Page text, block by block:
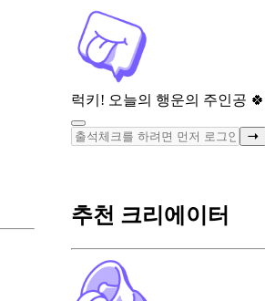
럭키! 오늘의 행운의 주인공 🍀
추천 크리에이터